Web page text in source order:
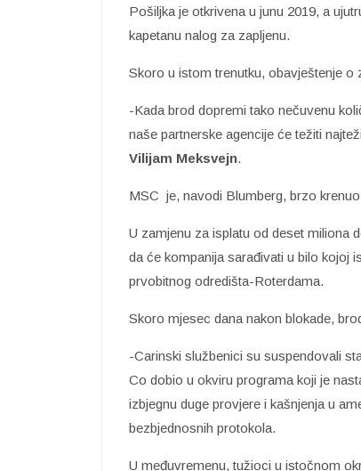
Pošiljka je otkrivena u junu 2019, a
kapetanu nalog za zapljenu.
Skoro u istom trenutku, obavještenje
-Kada brod dopremi tako nečuvenu
naše partnerske agencije će težiti
Vilijam Meksvejn.
MSC je, navodi Blumberg, brzo
U zamjenu za isplatu od deset miliona
da će kompanija sarađivati u bilo kojoj
prvobitnog odredišta-Roterdama.
Skoro mjesec dana nakon blokade,
-Carinski službenici su suspendovali
Co dobio u okviru programa koji je
izbjegnu duge provjere i kašnjenja u
bezbjednosnih protokola.
U međuvremenu, tužioci u istočnom